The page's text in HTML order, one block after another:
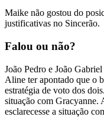
Maike não gostou do
justificativas no Sincerão.
Falou ou não?
João Pedro e João
Aline ter apontado que o
estratégia de voto dos
situação com Gracyanne.
esclarecesse a situação